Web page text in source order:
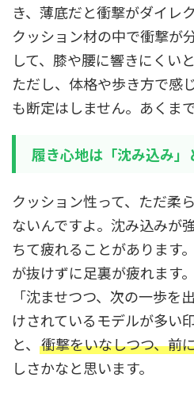
き、薄底だと衝撃がダイレ
クッション材の中で衝撃が
して、膝や腰に響きにくい
ただし、体格や歩き方で感
も断定はしません。あくま
履き心地は「沈み込み
クッション性って、ただ柔
ないんですよ。沈み込みが
ちて疲れることがあります
が抜けずに足裏が疲れます
「沈ませつつ、次の一歩を
けされているモデルが多い
と、 衝撃をいなしつつ、前
しさかなと思います。